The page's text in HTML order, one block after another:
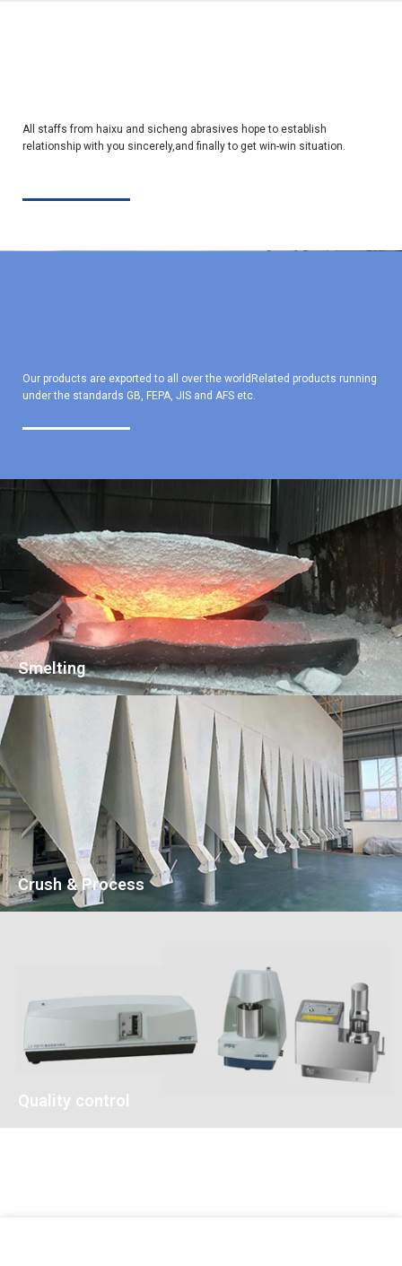
All staffs from haixu and sicheng abrasives hope to establish
relationship with you sincerely,and finally to get win-win situation.
Our products are exported to all over the worldRelated products running
under the standards GB, FEPA, JIS and AFS etc.
Smelting
Crush & Process
Quality control